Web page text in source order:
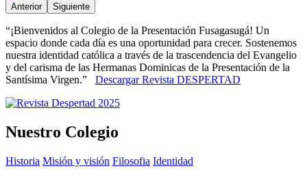
Anterior Siguiente
“¡Bienvenidos al Colegio de la Presentación Fusagasugá! Un
espacio donde cada día es una oportunidad para crecer. Sostenemos
nuestra identidad católica a través de la trascendencia del Evangelio
y del carisma de las Hermanas Dominicas de la Presentación de la
Santísima Virgen.” Descargar Revista DESPERTAD
Nuestro Colegio
Historia Misión y visión Filosofia Identidad